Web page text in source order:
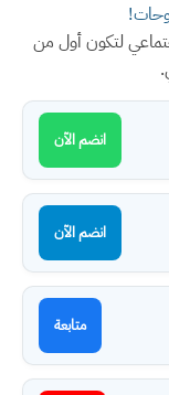
لتكون أول من
انضم الآن
انضم الآن
متابعة